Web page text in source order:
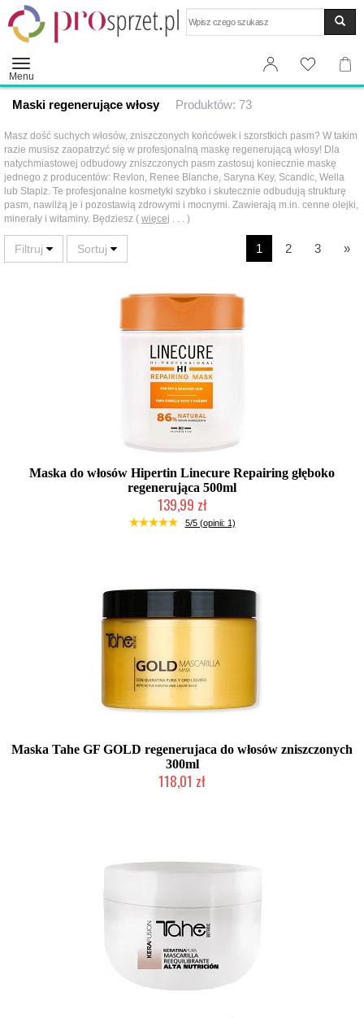
Menu
Maski regenerujące włosy Produktów: 73
Masz dość suchych włosów, zniszczonych końcówek i szorstkich pasm? W takim
razie musisz zaopatrzyć się w profesjonalną maskę regenerującą włosy! Dla
natychmiastowej odbudowy zniszczonych pasm zastosuj koniecznie maskę
jednego z producentów: Revlon, Renee Blanche, Saryna Key, Scandic, Wella
lub Stapiz. Te profesjonalne kosmetyki szybko i skutecznie odbudują strukturę
pasm, nawilżą je i pozostawią zdrowymi i mocnymi. Zawierają m.in. cenne olejki,
minerały i witaminy. Będziesz ( więcej . . . )
1 2 3 »
Maska do włosów Hipertin Linecure Repairing głęboko
regenerująca 500ml
139,99 zł
Duża ilość (wysyłka w 24h)
5/5 (opinii: 1)
Maska Tahe GF GOLD regenerujaca do włosów zniszczonych
300ml
118,01 zł